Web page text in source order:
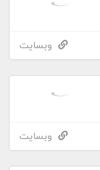
وبسایت
وبسایت